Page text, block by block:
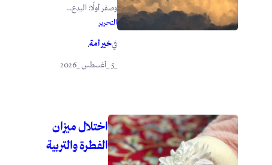
وصفر أولًا: البدع...
التحرير
فيخير أمة.
_5 _أغسطس _2026
اختلال ميزان
الفطرة والتربية